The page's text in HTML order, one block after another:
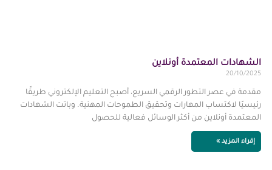
الشهادات المعتمدة أونلاين
20/10/2025
مقدمة في عصر التطور الرقمي السريع، أصبح التعليم الإلكتروني طريقًا
رئيسيًا لاكتساب المهارات وتحقيق الطموحات المهنية. وباتت الشهادات
المعتمدة أونلاين من أكثر الوسائل فعالية للحصول
إقراء المزيد »